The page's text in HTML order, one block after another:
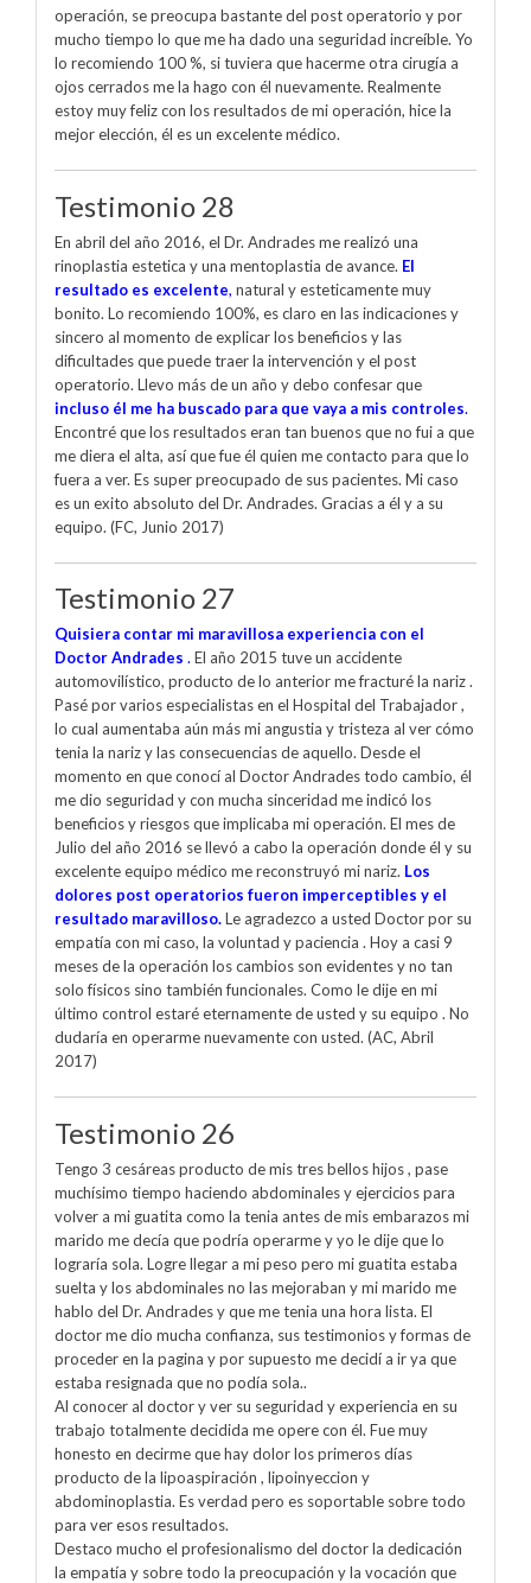
operación, se preocupa bastante del post operatorio y por
mucho tiempo lo que me ha dado una seguridad increíble. Yo
lo recomiendo 100 %, si tuviera que hacerme otra cirugía a
ojos cerrados me la hago con él nuevamente. Realmente
estoy muy feliz con los resultados de mi operación, hice la
mejor elección, él es un excelente médico.
Testimonio 28
En abril del año 2016, el Dr. Andrades me realizó una
rinoplastia estetica y una mentoplastia de avance. El
resultado es excelente, natural y esteticamente muy
bonito. Lo recomiendo 100%, es claro en las indicaciones y
sincero al momento de explicar los beneficios y las
dificultades que puede traer la intervención y el post
operatorio. Llevo más de un año y debo confesar que
incluso él me ha buscado para que vaya a mis controles.
Encontré que los resultados eran tan buenos que no fui a que
me diera el alta, así que fue él quien me contacto para que lo
fuera a ver. Es super preocupado de sus pacientes. Mi caso
es un exito absoluto del Dr. Andrades. Gracias a él y a su
equipo. (FC, Junio 2017)
Testimonio 27
Quisiera contar mi maravillosa experiencia con el
Doctor Andrades . El año 2015 tuve un accidente
automovilístico, producto de lo anterior me fracturé la nariz .
Pasé por varios especialistas en el Hospital del Trabajador ,
lo cual aumentaba aún más mi angustia y tristeza al ver cómo
tenia la nariz y las consecuencias de aquello. Desde el
momento en que conocí al Doctor Andrades todo cambio, él
me dio seguridad y con mucha sinceridad me indicó los
beneficios y riesgos que implicaba mi operación. El mes de
Julio del año 2016 se llevó a cabo la operación donde él y su
excelente equipo médico me reconstruyó mi nariz. Los
dolores post operatorios fueron imperceptibles y el
resultado maravilloso.Le agradezco a usted Doctor por su
empatía con mi caso, la voluntad y paciencia . Hoy a casi 9
meses de la operación los cambios son evidentes y no tan
solo físicos sino también funcionales. Como le dije en mi
último control estaré eternamente de usted y su equipo . No
dudaría en operarme nuevamente con usted. (AC, Abril
2017)
Testimonio 26
Tengo 3 cesáreas producto de mis tres bellos hijos , pase
muchísimo tiempo haciendo abdominales y ejercicios para
volver a mi guatita como la tenia antes de mis embarazos mi
marido me decía que podría operarme y yo le dije que lo
lograría sola. Logre llegar a mi peso pero mi guatita estaba
suelta y los abdominales no las mejoraban y mi marido me
hablo del Dr. Andrades y que me tenia una hora lista. El
doctor me dio mucha confianza, sus testimonios y formas de
proceder en la pagina y por supuesto me decidí a ir ya que
estaba resignada que no podía sola..
Al conocer al doctor y ver su seguridad y experiencia en su
trabajo totalmente decidida me opere con él. Fue muy
honesto en decirme que hay dolor los primeros días
producto de la lipoaspiración , lipoinyeccion y
abdominoplastia. Es verdad pero es soportable sobre todo
para ver esos resultados.
Destaco mucho el profesionalismo del doctor la dedicación
la empatía y sobre todo la preocupación y la vocación que